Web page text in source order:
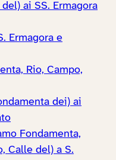
ai SS. Ermagora
Ermagora e
Rio, Campo,
dei) ai
Fondamenta,
Calle del) a S.